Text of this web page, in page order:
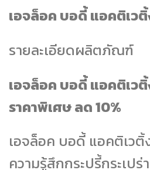
เอจล็อค บอดี้ แอคติเวติ้
รายละเอียดผลิตภัณฑ์
เอจล็อค บอดี้ แอคติเว
ราคาพิเศษ ลด 10%
เอจล็อค บอดี้ แอคติเวติ้
ความรู้สึกกระปรี้กระเปร่